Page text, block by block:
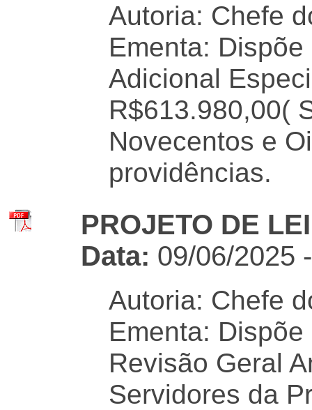
Autoria: Chefe
Ementa:
Adicional
R$613.980,00(
Novecentos e
providências.
PROJETO DE
Data: 09/06/2025
Autoria: Chefe
Ementa:
Revisão Geral
Servidores da